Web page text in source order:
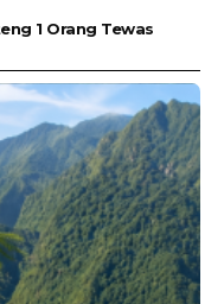
1 Orang Tewas